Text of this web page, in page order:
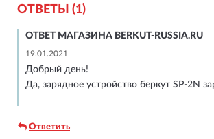
ОТВЕТЫ (1)
ОТВЕТ МАГАЗИНА BERKUT-RUSSIA.RU
19.01.2021
Добрый день!
Да, зарядное устройство беркут SP-2N
Ответить